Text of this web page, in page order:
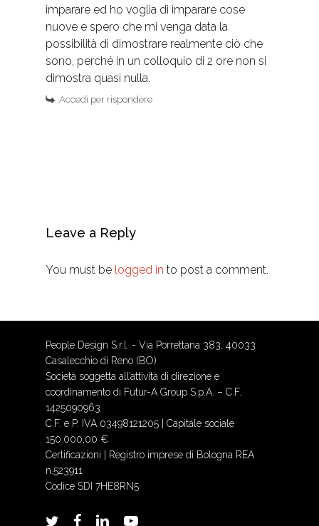
imparare ed ho voglia di imparare cose
nuove e spero che mi venga data la
possibilità di dimostrare realmente ciò che
sono, perché in un colloquio di 2 ore non si
dimostra quasi nulla.
Accedi per rispondere
Leave a Reply
You must be logged in to post a comment.
People Design S.r.l. - Via Porrettana 383, 40033
Casalecchio di Reno (BO)
Società soggetta all’attività di direzione e
coordinamento di Futur-A Group S.p.A. – C.F.
1425090963
C.F. e P. IVA 03498121205 | Capitale sociale
150.000,00 €
Certificazioni | Registro imprese di Bologna REA
n.523911
Codice SDI 7HE8RN5
twitter facebooklinkedinyoutube